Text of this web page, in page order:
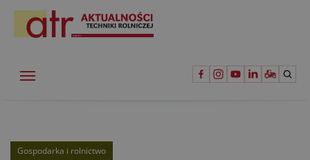
Gospodarka i rolnictwo